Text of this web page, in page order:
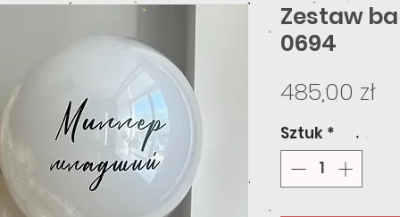
Zestaw
0694
485,00 zł
Sztuk *